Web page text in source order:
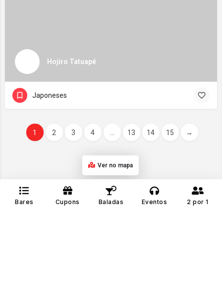
Hojiro Tatuapé
Japoneses
1 2 3 4 13 14 15 →
Ver no mapa
Bares Cupons Baladas Eventos 2 por 1